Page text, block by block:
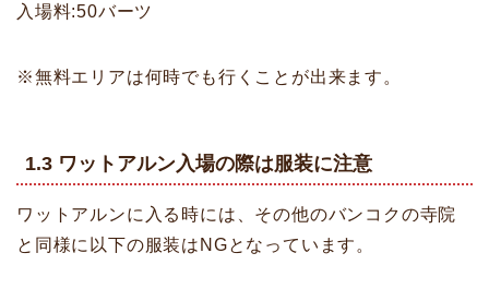
入場料:50バーツ
※無料エリアは何時でも行くことが出来ます。
1.3 ワットアルン入場の際は服装に注意
ワットアルンに入る時には、その他のバンコクの寺院
と同様に以下の服装はNGとなっています。